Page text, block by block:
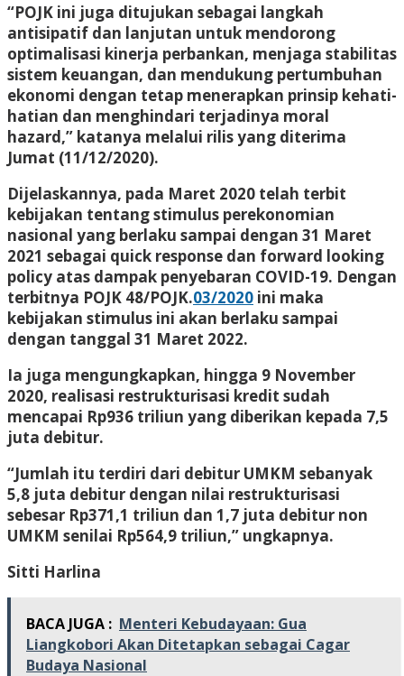
“POJK ini juga ditujukan sebagai langkah
antisipatif dan lanjutan untuk mendorong
optimalisasi kinerja perbankan, menjaga stabilitas
sistem keuangan, dan mendukung pertumbuhan
ekonomi dengan tetap menerapkan prinsip kehati-
hatian dan menghindari terjadinya moral
hazard,” katanya melalui rilis yang diterima
Jumat (11/12/2020).
Dijelaskannya, pada Maret 2020 telah terbit
kebijakan tentang stimulus perekonomian
nasional yang berlaku sampai dengan 31 Maret
2021 sebagai quick response dan forward looking
policy atas dampak penyebaran COVID-19. Dengan
terbitnya POJK 48/POJK.03/2020 ini maka
kebijakan stimulus ini akan berlaku sampai
dengan tanggal 31 Maret 2022.
Ia juga mengungkapkan, hingga 9 November
2020, realisasi restrukturisasi kredit sudah
mencapai Rp936 triliun yang diberikan kepada 7,5
juta debitur.
“Jumlah itu terdiri dari debitur UMKM sebanyak
5,8 juta debitur dengan nilai restrukturisasi
sebesar Rp371,1 triliun dan 1,7 juta debitur non
UMKM senilai Rp564,9 triliun,” ungkapnya.
Sitti Harlina
BACA JUGA : Menteri Kebudayaan: Gua
Liangkobori Akan Ditetapkan sebagai Cagar
Budaya Nasional